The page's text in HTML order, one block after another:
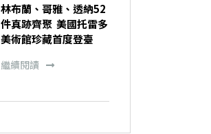
林布蘭、哥雅、透納52
件真跡齊聚 美國托雷多
美術館珍藏首度登臺
繼續閱讀